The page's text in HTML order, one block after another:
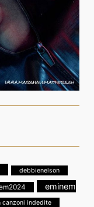
debbienelson
eminem
canzoni indedite